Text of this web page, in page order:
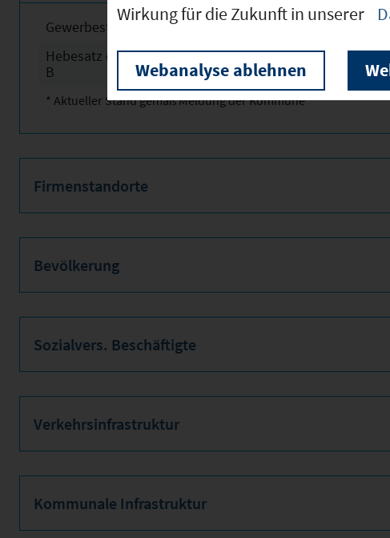
Gewerbesteuerhebesatz
Hebesatz der Grundsteuer
B
2025
* Aktueller Stand gemäß Meldung der Kommune
Firmenstandorte
Bevölkerung
Sozialvers. Beschäftigte
Verkehrsinfrastruktur
Kommunale Infrastruktur
Wirkung für die Zukunft in unserer
Webanalyse ablehnen